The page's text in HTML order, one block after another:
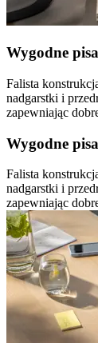
Wygodne
Falista
nadgarstki i
zapewniając
Wygodne
Falista
nadgarstki i
zapewniając